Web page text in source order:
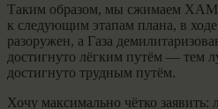
Таким образом, мы сжимаем
к следующим этапам плана, в
разоружен, а Газа
достигнуто лёгким путём — тем
достигнуто трудным путём.
Хочу максимально чётко заявить: